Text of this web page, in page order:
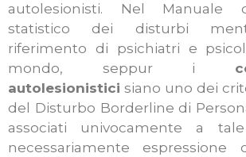
autolesionisti. Nel Manuale
statistico dei disturbi
riferimento di psichiatri e
mondo, seppur i
autolesionistici siano uno dei
del Disturbo Borderline di
associati univocamente a
necessariamente